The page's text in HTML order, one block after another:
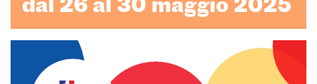
Risorse
DELF DALF Tout Public
dal 26 al 30 maggio 2025